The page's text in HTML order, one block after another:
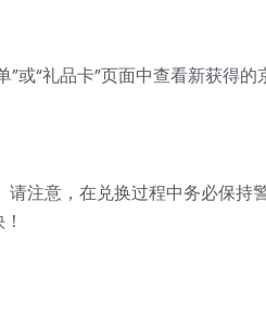
或“礼品卡”页面中查看新获得
注意，在兑换过程中务必保持